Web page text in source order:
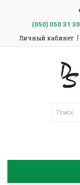
(050)050 31 30
Личный кабинет